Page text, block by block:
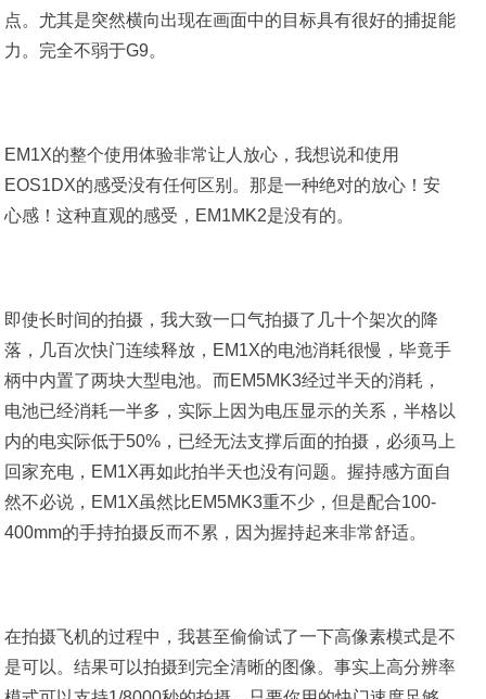
点。尤其是突然横向出现在画面中的目标具有很好的捕捉能
力。完全不弱于G9。
EM1X的整个使用体验非常让人放心，我想说和使用
EOS1DX的感受没有任何区别。那是一种绝对的放心！安
心感！这种直观的感受，EM1MK2是没有的。
即使长时间的拍摄，我大致一口气拍摄了几十个架次的降
落，几百次快门连续释放，EM1X的电池消耗很慢，毕竟手
柄中内置了两块大型电池。而EM5MK3经过半天的消耗，
电池已经消耗一半多，实际上因为电压显示的关系，半格以
内的电实际低于50%，已经无法支撑后面的拍摄，必须马上
回家充电，EM1X再如此拍半天也没有问题。握持感方面自
然不必说，EM1X虽然比EM5MK3重不少，但是配合100-
400mm的手持拍摄反而不累，因为握持起来非常舒适。
在拍摄飞机的过程中，我甚至偷偷试了一下高像素模式是不
是可以。结果可以拍摄到完全清晰的图像。事实上高分辨率